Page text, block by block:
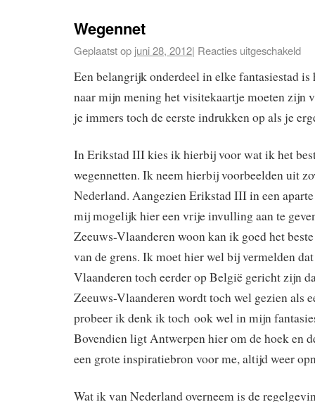
Wegennet
Geplaatst op juni 28, 2012| Reacties uitgeschakeld
Een belangrijk onderdeel in elke fantasiestad is
naar mijn mening het visitekaartje moeten zijn
je immers toch de eerste indrukken op als je
In Erikstad III kies ik hierbij voor wat ik het
wegennetten. Ik neem hierbij voorbeelden uit
Nederland. Aangezien Erikstad III in een
mij mogelijk hier een vrije invulling aan te
Zeeuws-Vlaanderen woon kan ik goed het
van de grens. Ik moet hier wel bij vermelden
Vlaanderen toch eerder op België gericht zijn
Zeeuws-Vlaanderen wordt toch wel gezien als
probeer ik denk ik toch ook wel in mijn
Bovendien ligt Antwerpen hier om de hoek en
een grote inspiratiebron voor me, altijd weer
Wat ik van Nederland overneem is de